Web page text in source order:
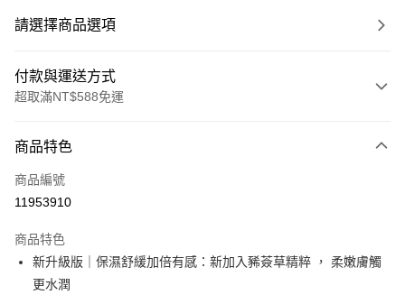
請選擇商品選項
付款與運送方式
超取滿NT$588免運
信用卡一次付款
信用卡分期付款
合作金庫商業銀行
華南商業銀行
彰化商業銀行
上海商業儲蓄銀行
超商取貨付款
LINE Pay
商品特色
商品編號
11953910
商品特色
新升級版｜保濕舒緩加倍有感：新加入豨薟草精粹 ， 柔嫩膚觸
更水潤